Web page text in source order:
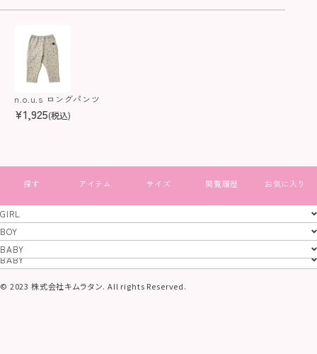
n.o.u.s ロングパンツ
¥1,925(税込)
すべて見る
GIRL
BOY
BABY
GIRL
BOY
BABY
© 2023 株式会社キムラタン. All rights Reserved.